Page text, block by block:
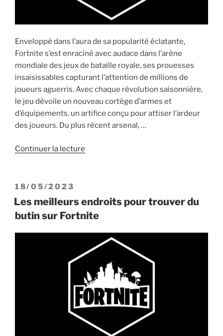
Enveloppé dans l’aura de sa popularité éclatante,
Fortnite s’est enraciné avec audace dans l’arène
mondiale des jeux de bataille royale, ses prouesses
insaisissables capturant l’attention de millions de
joueurs aguerris. Avec chaque révolution saisonnière,
le jeu dévoile un nouveau cortège d’armes et
d’équipements, un artifice conçu pour attiser l’ardeur
des joueurs. Du plus récent arsenal, …
Continuer la lecture
nouvelle
arme
de
Fortnite
:
explosif »
PUBLIÉ
LE
18/05/2023
Les meilleurs endroits pour trouver du
butin sur Fortnite